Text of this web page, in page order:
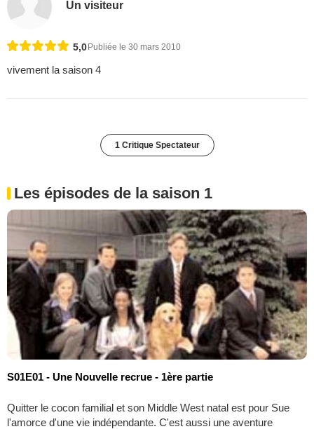
Un visiteur
5,0Publiée le 30 mars 2010
vivement la saison 4
1 Critique Spectateur
Les épisodes de la saison 1
S01E01 - Une Nouvelle recrue - 1ère partie
Quitter le cocon familial et son Middle West natal est pour Sue
l'amorce d'une vie indépendante. C'est aussi une aventure